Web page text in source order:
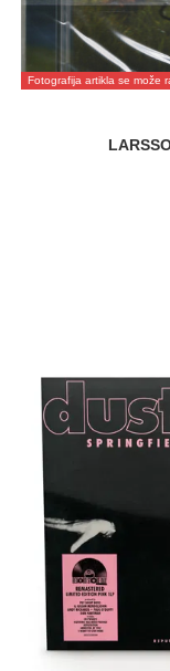
Fotografija artikla se može